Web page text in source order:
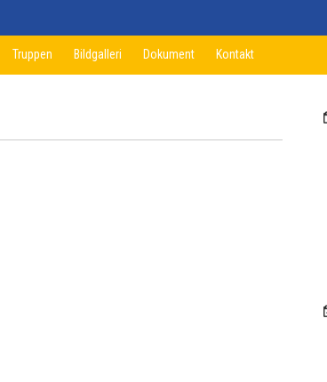
Truppen Bildgalleri Dokument Kontakt